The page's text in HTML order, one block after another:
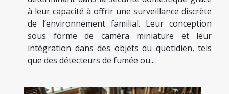
à leur capacité à offrir une surveillance discrète
de l’environnement familial. Leur conception
sous forme de caméra miniature et leur
intégration dans des objets du quotidien, tels
que des détecteurs de fumée ou...